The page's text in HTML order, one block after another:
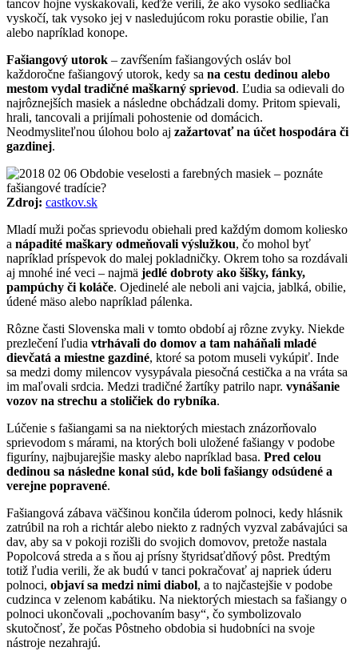
tancov hojne vyskakovali, keďže verili, že ako vysoko sedliačka
vyskočí, tak vysoko jej v nasledujúcom roku porastie obilie, ľan
alebo napríklad konope.
Fašiangový utorok – zavŕšením fašiangových osláv bol
každoročne fašiangový utorok, kedy sa na cestu dedinou alebo
mestom vydal tradičné maškarný sprievod. Ľudia sa odievali do
najrôznejších masiek a následne obchádzali domy. Pritom spievali,
hrali, tancovali a prijímali pohostenie od domácich.
Neodmysliteľnou úlohou bolo aj zažartovať na účet hospodára či
gazdinej.
Zdroj: castkov.sk
Mladí muži počas sprievodu obiehali pred každým domom koliesko
a nápadité maškary odmeňovali výslužkou, čo mohol byť
napríklad príspevok do malej pokladničky. Okrem toho sa rozdávali
aj mnohé iné veci – najmä jedlé dobroty ako šišky, fánky,
pampúchy či koláče. Ojedinelé ale neboli ani vajcia, jablká, obilie,
údené mäso alebo napríklad pálenka.
Rôzne časti Slovenska mali v tomto období aj rôzne zvyky. Niekde
prezlečení ľudia vtrhávali do domov a tam naháňali mladé
dievčatá a miestne gazdiné, ktoré sa potom museli vykúpiť. Inde
sa medzi domy milencov vysypávala piesočná cestička a na vráta sa
im maľovali srdcia. Medzi tradičné žartíky patrilo napr. vynášanie
vozov na strechu a stoličiek do rybníka.
Lúčenie s fašiangami sa na niektorých miestach znázorňovalo
sprievodom s márami, na ktorých boli uložené fašiangy v podobe
figuríny, najbujarejšie masky alebo napríklad basa. Pred celou
dedinou sa následne konal súd, kde boli fašiangy odsúdené a
verejne popravené.
Fašiangová zábava väčšinou končila úderom polnoci, kedy hlásnik
zatrúbil na roh a richtár alebo niekto z radných vyzval zabávajúci sa
dav, aby sa v pokoji rozišli do svojich domovov, pretože nastala
Popolcová streda a s ňou aj prísny štyridsaťdňový pôst. Predtým
totiž ľudia verili, že ak budú v tanci pokračovať aj napriek úderu
polnoci, objaví sa medzi nimi diabol, a to najčastejšie v podobe
cudzinca v zelenom kabátiku. Na niektorých miestach sa fašiangy o
polnoci ukončovali „pochovaním basy“, čo symbolizovalo
skutočnosť, že počas Pôstneho obdobia si hudobníci na svoje
nástroje nezahrajú.